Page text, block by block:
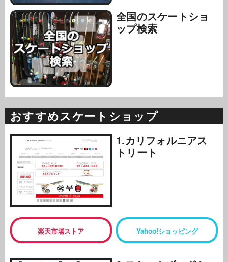
全国のスケートショ
ップ検索
おすすめスケートショップ
1.カリフォルニアス
トリート
楽天市場ストア Yahoo!ショッピング